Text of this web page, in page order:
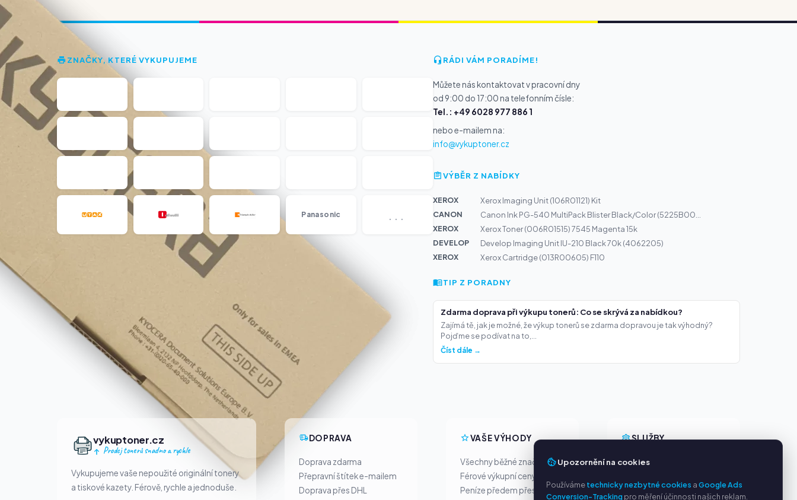
ZNAČKY, KTERÉ VYKUPUJEME
Panasonic ...
RÁDI VÁM PORADÍME!
Můžete nás kontaktovat v pracovní dny
od 9:00 do 17:00 na telefonním čísle:
Tel.: +49 6028 977 886 1
nebo e-mailem na:
info@vykuptoner.cz
VÝBĚR Z NABÍDKY
XEROX
Xerox Imaging Unit (106R01121) Kit
CANON
Canon Ink PG-540 MultiPack Blister Black/Color (5225B00...
XEROX
Xerox Toner (006R01515) 7545 Magenta 15k
DEVELOP
Develop Imaging Unit IU-210 Black 70k (4062205)
XEROX
Xerox Cartridge (013R00605) F110
TIP Z PORADNY
Zdarma doprava při výkupu tonerů: Co se skrývá za nabídkou?
Zajímá tě, jak je možné, že výkup tonerů se zdarma dopravou je tak výhodný?
Pojďme se podívat na to,...
Číst dále →
vykuptoner.cz
Prodej tonerů snadno a rychle
Vykupujeme vaše nepoužité originální tonery
a tiskové kazety. Férově, rychle a jednoduše.
DOPRAVA
Doprava zdarma
Přepravní štítek e-mailem
Doprava přes DHL
VAŠE VÝHODY
Všechny běžné značky
Férové výkupní ceny
Peníze předem přes PayPal
SLUŽBY
O nás
Kontakt / Právní informace
Upozornění na cookies
Používámetechnicky nezbytné cookies aGoogle Ads
Conversion-Trackingpro měření účinnosti našich reklam.